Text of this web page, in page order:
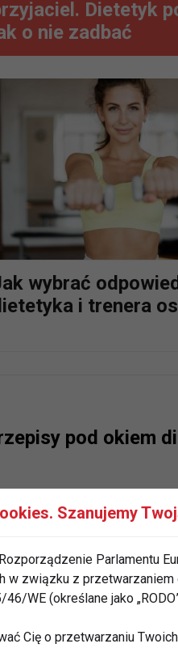
Dietetyk
o nie zadbać
wybrać
i trenera
pod okiem
kliniczny?
Szanujemy
Parlamentu
w związku z
WE (określane jako
Cię o przetwarzaniu